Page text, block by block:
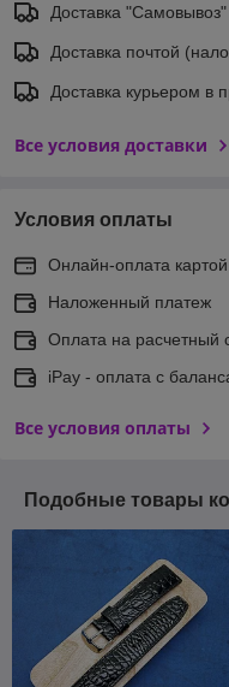
Доставка "Самовывоз"
Доставка почтой
Доставка курьером в
Все условия доставки
Условия оплаты
Онлайн-оплата картой
Наложенный платеж
Оплата на расчетный
iPay - оплата с
Все условия оплаты
Подобные товары